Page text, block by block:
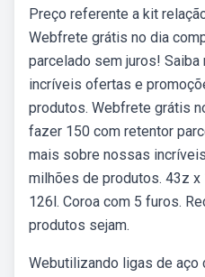
Preço referente a kit
Webfrete grátis no dia
parcelado sem juros!
incríveis ofertas e
produtos. Webfrete grátis
fazer 150 com retentor
mais sobre nossas
milhões de produtos. 43z
126l. Coroa com 5 furos.
produtos sejam.
Webutilizando ligas de aço